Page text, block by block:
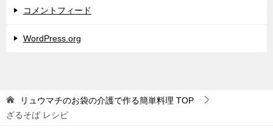
コメントフィード
WordPress.org
リュウマチのお袋の介護で作る簡単料理 TOP
ざるそば レシピ